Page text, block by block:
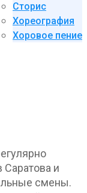
Сторис
Хореография
Хоровое пение
и
смены.